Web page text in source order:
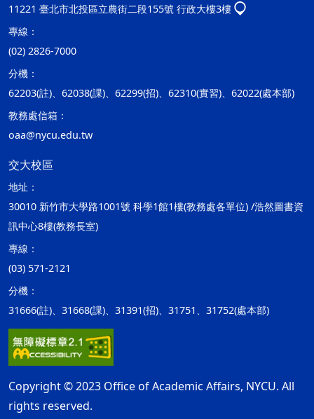
11221 臺北市北投區立農街二段155號 行政大樓3樓
專線：
(02) 2826-7000
分機：
62203(註)、62038(課)、62299(招)、62310(實習)、62022(處本部)
教務處信箱：
oaa@nycu.edu.tw
交大校區
地址：
30010 新竹市大學路1001號 科學1館1樓(教務處各單位) /浩然圖書資
訊中心8樓(教務長室)
專線：
(03) 571-2121
分機：
31666(註)、31668(課)、31391(招)、31751、31752(處本部)
Copyright © 2023 Office of Academic Affairs, NYCU. All
rights reserved.